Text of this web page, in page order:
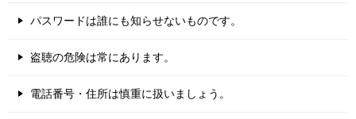
パスワードは誰にも知らせないものです。
盗聴の危険は常にあります。
電話番号・住所は慎重に扱いましょう。